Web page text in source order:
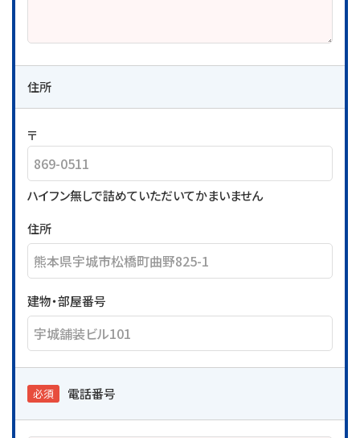
住所
〒
ハイフン無しで詰めていただいてかまいません
住所
建物・部屋番号
必須 電話番号